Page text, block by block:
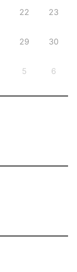
22 23
29 30
5 6